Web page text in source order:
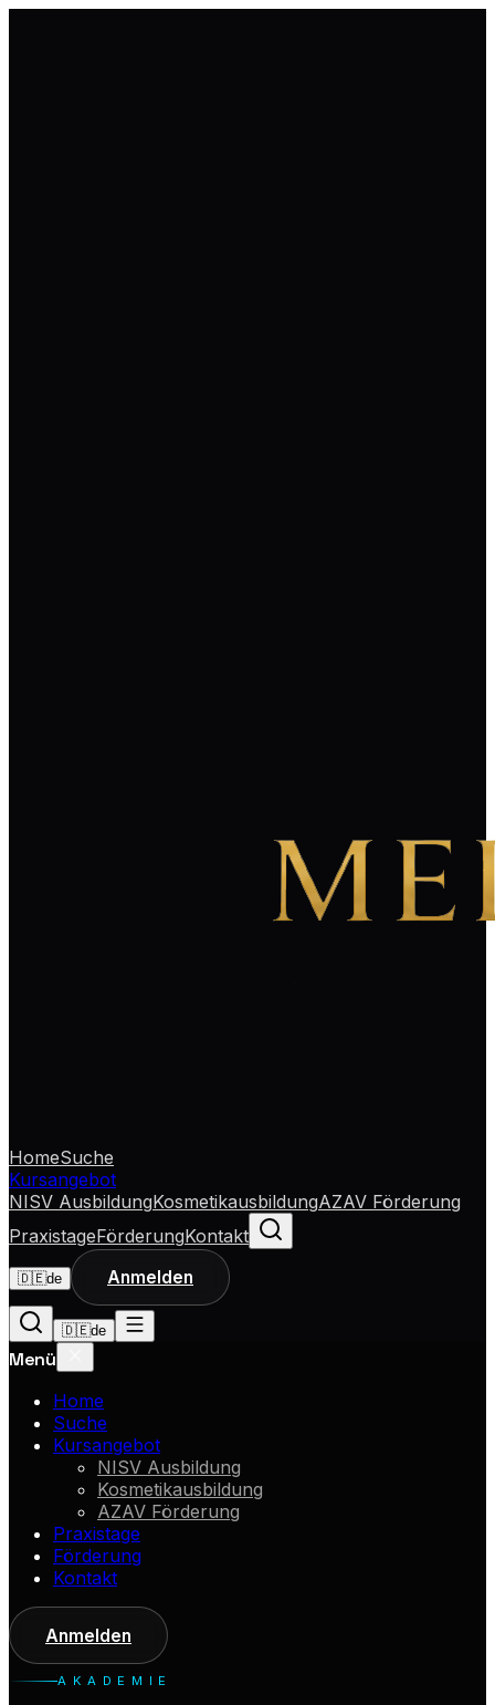
HomeSuche
Kursangebot
NISV AusbildungKosmetikausbildungAZAV Förderung
PraxistageFörderungKontakt
🇩🇪de Anmelden
🇩🇪de
Menü
Home
Suche
Kursangebot
NISV Ausbildung
Kosmetikausbildung
AZAV Förderung
Praxistage
Förderung
Kontakt
Anmelden
AKADEMIE